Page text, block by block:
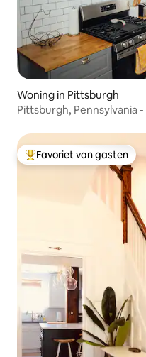
Woning in Pittsburgh
Topfavoriet van gasten
Favoriet van gasten